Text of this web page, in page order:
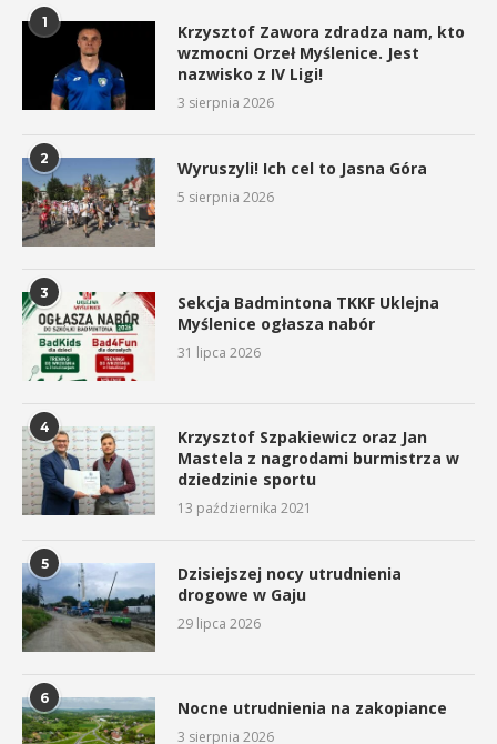
1
Krzysztof Zawora zdradza nam, kto
wzmocni Orzeł Myślenice. Jest
nazwisko z IV Ligi!
3 sierpnia 2026
2 Wyruszyli! Ich cel to Jasna Góra
5 sierpnia 2026
3
Sekcja Badmintona TKKF Uklejna
Myślenice ogłasza nabór
31 lipca 2026
4
Krzysztof Szpakiewicz oraz Jan
Mastela z nagrodami burmistrza w
dziedzinie sportu
13 października 2021
5
Dzisiejszej nocy utrudnienia
drogowe w Gaju
29 lipca 2026
6 Nocne utrudnienia na zakopiance
3 sierpnia 2026